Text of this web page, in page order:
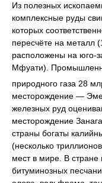
Из полезных
комплексные руды
которых
пересчёте на металл
расположены на юго-
Мфуати).
природного газа 28
месторождение —
железных руд
месторождение
страны богаты
(несколько
мест в мире. В
битуминозных